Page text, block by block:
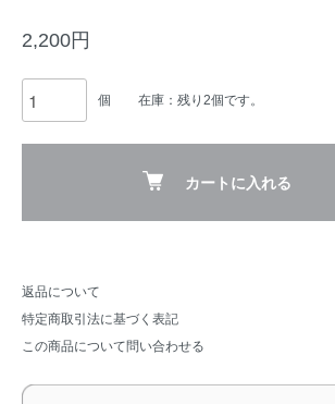
2,200円
個 在庫：残り2個です。
カートに入れる
返品について
特定商取引法に基づく表記
この商品について問い合わせる